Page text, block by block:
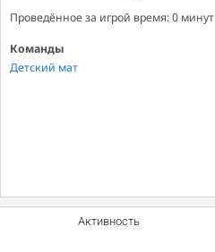
Проведённое за игрой время: 0 минут
Команды
Детский мат
Активность